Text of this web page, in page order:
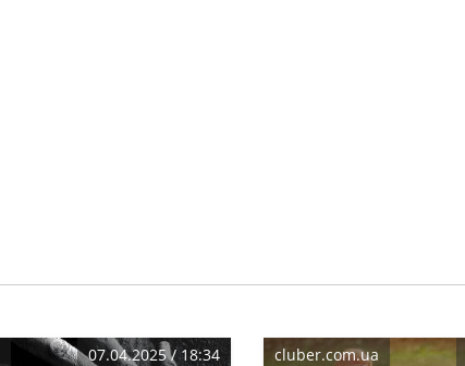
07.04.2025 / 18:34 cluber.com.ua